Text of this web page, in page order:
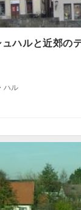
ハルと近郊の
ハル